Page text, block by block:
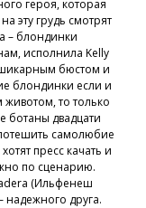
героя, которая
эту грудь смотрят
– блондинки
исполнила Kelly
бюстом и
блондинки если и
то только
двадцати
самолюбие
пресс качать и
по сценарию.
(Ильфенеш
надежного друга.